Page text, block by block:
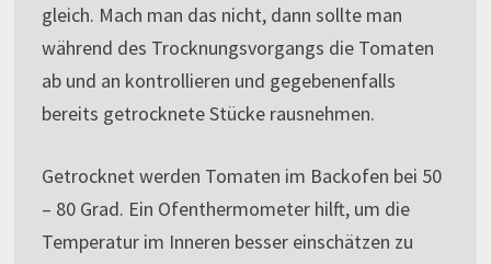
gleich. Mach man das nicht, dann sollte man
während des Trocknungsvorgangs die Tomaten
ab und an kontrollieren und gegebenenfalls
bereits getrocknete Stücke rausnehmen.
Getrocknet werden Tomaten im Backofen bei 50
– 80 Grad. Ein Ofenthermometer hilft, um die
Temperatur im Inneren besser einschätzen zu